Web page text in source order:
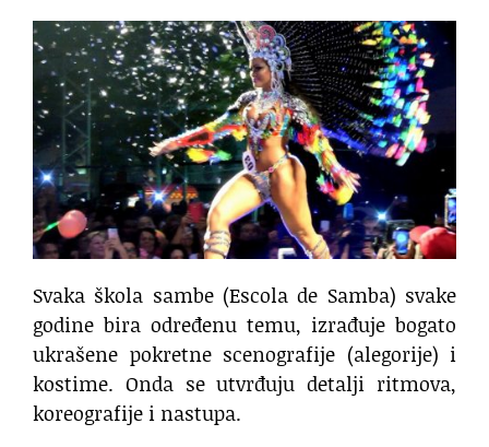
Svaka škola sambe (Escola de Samba) svake
godine bira određenu temu, izrađuje bogato
ukrašene pokretne scenografije (alegorije) i
kostime. Onda se utvrđuju detalji ritmova,
koreografije i nastupa.